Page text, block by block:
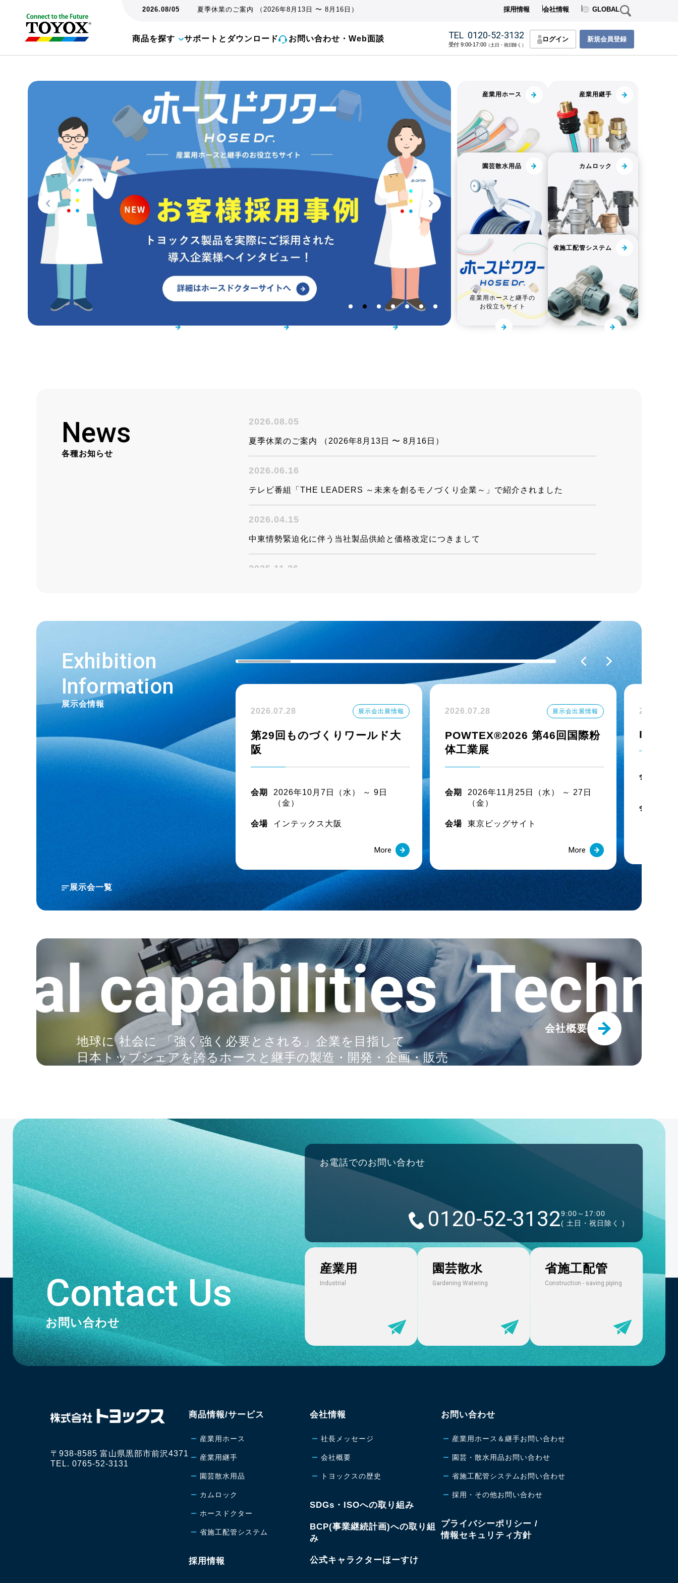
2026.08/05 夏季休業のご案内 （2026年8月13日 〜 8月16日） 採用情報 会社情報 GLOBAL
商品を探す サポートとダウンロード お問い合わせ・Web面談 TEL 0120-52-3132
受付 9:00-17:00（土日・祝日除く）
ログイン 新規会員登録
産業用ホース 産業用継手
園芸散水用品 カムロック
産業用ホースと継手の
お役立ちサイト
省施工配管システム
News
各種お知らせ
2026.08.05
夏季休業のご案内 （2026年8月13日 〜 8月16日）
2026.06.16
テレビ番組「THE LEADERS ～未来を創るモノづくり企業～」で紹介されました
2026.04.15
中東情勢緊迫化に伴う当社製品供給と価格改定につきまして
2025.11.26
【新商品】粉だまり・帯電防止継手「トヨコネクタ TC6-FE」発売
2025.11.21
【新サイズ発売】難燃性一体型「フレイムブロック ハイブリッドULホース」
2025.11.21
【新サイズ発売】食品・化粧品・製薬用「フッソサーモ-S100℃ホース」
2025.09.01
「樹脂搬送トラブル0へ」特設サイトを公開しました
新商品 園芸散水ノズル「どれでもフィットミニ」発売
2025.07.01
2025.07.01
サイズ追加発売 工場設備配管用ホース継手「トヨコネクタ ライトTC2-S」
2025.04.14
改正食品衛生法（ポジティブリスト制度）の情報を更新しました
2025.04.01
新商品 工場設備配管用 樹脂継手「トヨコネクタ ライトTC2-P」発売
2025.02.13
2025年2月11日 北日本新聞朝刊に透析ホースと継手の記事が掲載されました
2024.11.21
新商品 スチーム・高温水・食品用「トヨシリコーンスチームSホース」発売
2024.11.21
新商品 難燃性一体型「フレイムブロック ハイブリッドULホース」発売
2024.11.21
新商品 温調器用ホース継手「トヨコネクタ TC3-BS」発売
2024.09.26
改正食品衛生法（PL制度）への対応について
食品用ローラポンプチューブ エコフーズPVＣ発売
続報 令和6年 能登半島地震の影響について
Exhibition
Information
展示会情報
2026.07.28
展示会出展情報
第29回ものづくりワールド大
阪
会期
2026年10月7日（水） ～ 9日
（金）
会場 インテックス大阪
More
2026.07.28 展示会出展情報
POWTEX®2026 第46回国際粉
体工業展
会期
2026年11月25日（水） ～ 27日
（金）
会場 東京ビッグサイト
More
IPF
会期
会場
展示会一覧
capabilities
地球に 社会に 「強く強く必要とされる」企業を目指して
日本トップシェアを誇るホースと継手の製造・開発・企画・販売
会社概要
Contact Us
お問い合わせ
お電話でのお問い合わせ
0120-52-31329:00～17:00
( 土日・祝日除く )
産業用
Industrial
園芸散水
Gardening Watering
省施工配管
Construction - saving piping
〒938-8585 富山県黒部市前沢4371
TEL. 0765-52-3131
商品情報/サービス
産業用ホース
産業用継手
園芸散水用品
カムロック
ホースドクター
省施工配管システム
採用情報
会社情報
社長メッセージ
会社概要
トヨックスの歴史
SDGs・ISOへの取り組み
BCP(事業継続計画)への取り組
み
公式キャラクターほーすけ
お問い合わせ
産業用ホース＆継手お問い合わせ
園芸・散水用品お問い合わせ
省施工配管システムお問い合わせ
採用・その他お問い合わせ
プライバシーポリシー /
情報セキュリティ方針